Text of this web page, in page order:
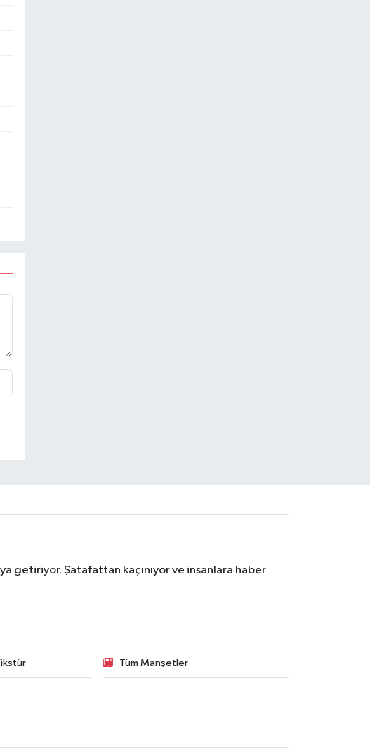
getiriyor. Şatafattan kaçınıyor ve insanlara haber
Tüm Manşetler